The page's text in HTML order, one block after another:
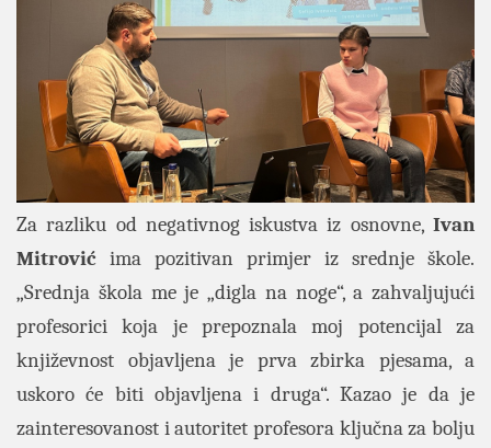
Za razliku od negativnog iskustva iz osnovne, Ivan
Mitrović ima pozitivan primjer iz srednje škole.
„Srednja škola me je „digla na noge“, a zahvaljujući
profesorici koja je prepoznala moj potencijal za
književnost objavljena je prva zbirka pjesama, a
uskoro će biti objavljena i druga“. Kazao je da je
zainteresovanost i autoritet profesora ključna za bolju